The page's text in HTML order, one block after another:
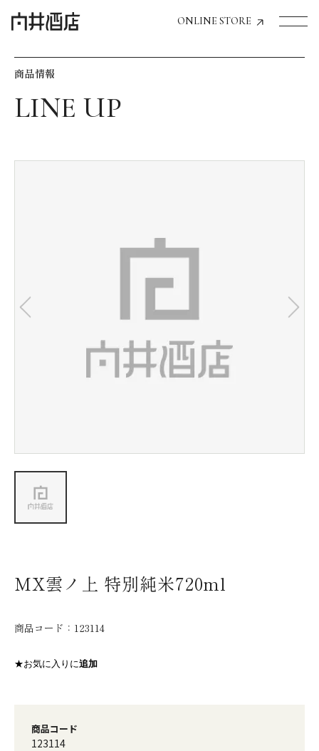
ONLINE STORE
飲食店経営のお客様
お気に入り機能の活用方法
会社情報
商品情報
MX雲ノ上 特別純米720ml
商品コード： 123114
★お気に入りに追加
商品コード
123114